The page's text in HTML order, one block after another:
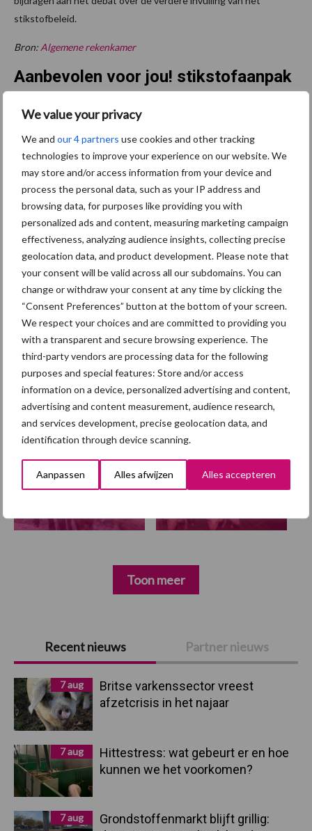
We value your privacy
We and our 4 partners use cookies and other tracking
technologies to improve your experience on our website. We
may store and/or access information from your device and
process the personal data, such as your IP address and
browsing data, for purposes like providing you with
personalized ads and content, measuring marketing campaign
effectiveness, analyzing audience insights, collecting precise
geolocation data, and product development. Please note that
your consent will be valid across all our subdomains. You can
change or withdraw your consent at any time by clicking the
“Consent Preferences” button at the bottom of your screen.
We respect your choices and are committed to providing you
with a transparent and secure browsing experience. The
third-party vendors are processing data for the following
purposes and special features: Store and/or access
information on a device, personalized advertising and content,
advertising and content measurement, audience research,
and services development, precise geolocation data, and
identification through device scanning.
Aanpassen Alles afwijzen Alles accepteren
stikstofbeleid.
Bron: Algemene rekenkamer
Primaire
Sidebar
Recent nieuws Partner nieuws
7 aug
Britse varkenssector vreest
afzetcrisis in het najaar
7 aug
Hittestress: wat gebeurt er en hoe
kunnen we het voorkomen?
7 aug
Grondstoffenmarkt blijft grillig:
Aanbevolen voor jou! stikstofaanpak
Kabinet maakt nieuwe
stikstofaanpak bekend en
Hoger stikstofoverschot
landbouw door lage
tarweoogst, minder stikstof
in mest
Coalitieakkoord biedt basis
voor samenwerking
Diergezondheid Fokkerij Huisvesting
Afrikaanse
Brachyspira
Toon meer